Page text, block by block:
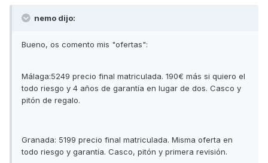
nemo dijo:
Bueno, os comento mis "ofertas":
Málaga:5249 precio final matriculada. 190€ más si quiero el
todo riesgo y 4 años de garantía en lugar de dos. Casco y
pitón de regalo.
Granada: 5199 precio final matriculada. Misma oferta en
todo riesgo y garantía. Casco, pitón y primera revisión.